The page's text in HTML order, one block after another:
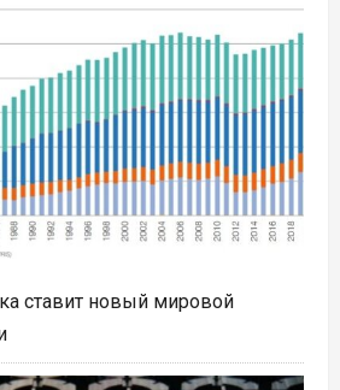
ставит новый мировой